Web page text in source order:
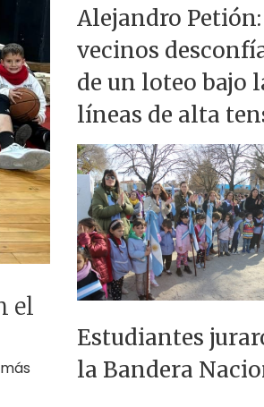
el
Alejandro Petión:
vecinos
de un loteo bajo
líneas de alta
Estudiantes
la Bandera